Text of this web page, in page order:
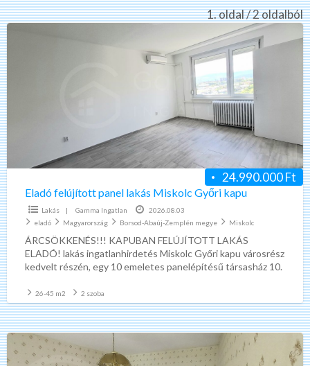
1. oldal / 2 oldalból
Eladó
felújított
panel
lakás
Miskolc
Győri
kapu
24.990.000 Ft
Eladó felújított panel lakás Miskolc Győri kapu
Lakás | Gamma Ingatlan
2026.08.03
eladó
Magyarország Borsod-Abaúj-Zemplén megye Miskolc
ÁRCSÖKKENÉS!!! KAPUBAN FELÚJÍTOTT LAKÁS
ELADÓ! lakás ingatlanhirdetés Miskolc Győri kapu városrész
kedvelt részén, egy 10 emeletes panelépítésű társasház 10.
26-45 m2 2 szoba
Eladó
felújítandó